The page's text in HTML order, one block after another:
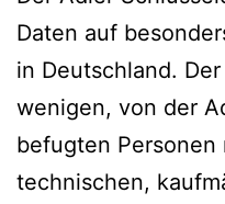
Daten auf
in Deutschland.
wenigen, von der
befugten
technischen,